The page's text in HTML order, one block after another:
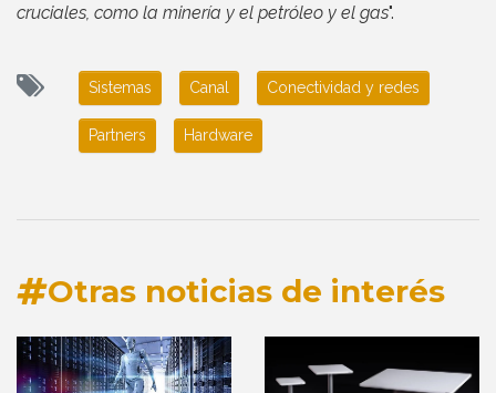
cruciales, como la minería y el petróleo y el gas".
Sistemas Canal Conectividad y redes
Partners Hardware
Otras noticias de interés